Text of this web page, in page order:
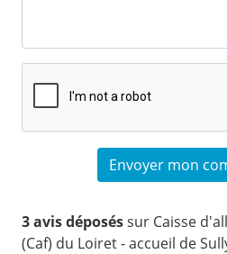
3 avis déposéssur Caisse
(Caf) du Loiret - accueil de